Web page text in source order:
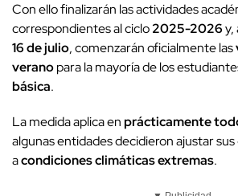
Con ello finalizarán las actividades
correspondientes al ciclo2025-2026y,
16 de julio, comenzarán oficialmente las
veranopara la mayoría de los
básica.
La medida aplica enprácticamente
algunas entidades decidieron ajustar
acondiciones climáticas extremas.